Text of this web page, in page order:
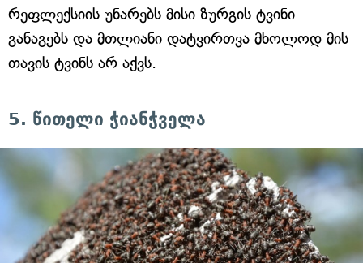
რეფლექსიის უნარებს მისი ზურგის ტვინი
განაგებს და მთლიანი დატვირთვა მხოლოდ მის
თავის ტვინს არ აქვს.
5. წითელი ჭიანჭველა